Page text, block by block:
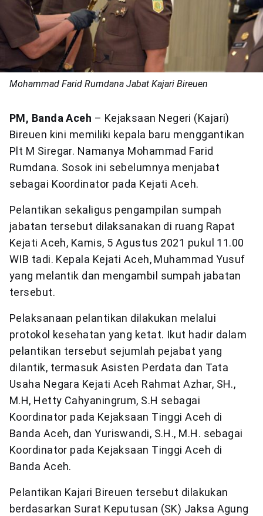
Mohammad Farid Rumdana Jabat Kajari Bireuen
PM, Banda Aceh – Kejaksaan Negeri (Kajari)
Bireuen kini memiliki kepala baru menggantikan
Plt M Siregar. Namanya Mohammad Farid
Rumdana. Sosok ini sebelumnya menjabat
sebagai Koordinator pada Kejati Aceh.
Pelantikan sekaligus pengampilan sumpah
jabatan tersebut dilaksanakan di ruang Rapat
Kejati Aceh, Kamis, 5 Agustus 2021 pukul 11.00
WIB tadi. Kepala Kejati Aceh, Muhammad Yusuf
yang melantik dan mengambil sumpah jabatan
tersebut.
Pelaksanaan pelantikan dilakukan melalui
protokol kesehatan yang ketat. Ikut hadir dalam
pelantikan tersebut sejumlah pejabat yang
dilantik, termasuk Asisten Perdata dan Tata
Usaha Negara Kejati Aceh Rahmat Azhar, SH.,
M.H, Hetty Cahyaningrum, S.H sebagai
Koordinator pada Kejaksaan Tinggi Aceh di
Banda Aceh, dan Yuriswandi, S.H., M.H. sebagai
Koordinator pada Kejaksaan Tinggi Aceh di
Banda Aceh.
Pelantikan Kajari Bireuen tersebut dilakukan
berdasarkan Surat Keputusan (SK) Jaksa Agung